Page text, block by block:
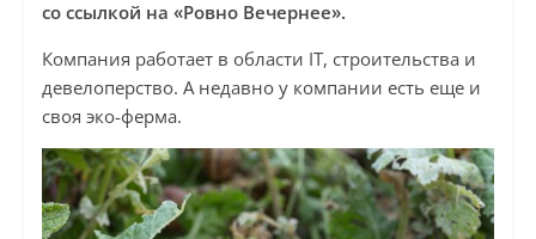
со ссылкой на «Ровно Вечернее».
Компания работает в области IT, строительства и
девелоперство. А недавно у компании есть еще и
своя эко-ферма.